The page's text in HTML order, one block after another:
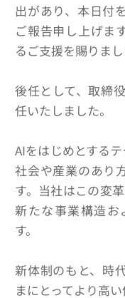
出があり、本日付
ご報告申し上げま
るご支援を賜りま
後任として、取締
任いたしました。
AIをはじめとするテ
社会や産業のあり
す。当社はこの変
新たな事業構造
す。
新体制のもと、時
まにとってより高